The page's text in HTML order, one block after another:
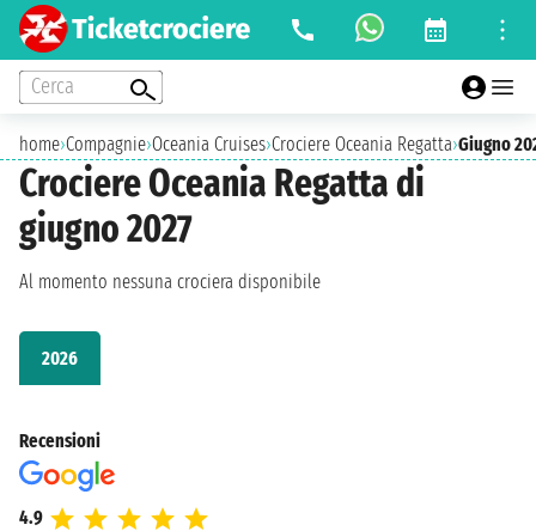
Cerca
home›Compagnie›Oceania Cruises›Crociere Oceania Regatta›Giugno
Crociere Oceania Regatta di
giugno 2027
2026
Al momento nessuna crociera disponibile
Recensioni
4.9